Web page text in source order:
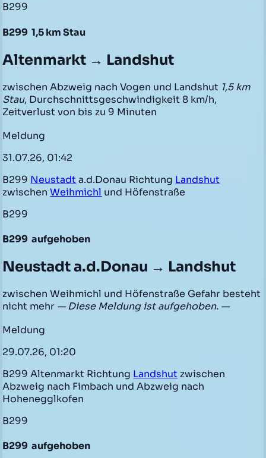
B299
B299 1,5 km Stau
Altenmarkt → Landshut
zwischen Abzweig nach Vogen und Landshut 1,5 km
Stau, Durchschnittsgeschwindigkeit 8 km/h,
Zeitverlust von bis zu 9 Minuten
Meldung
31.07.26, 01:42
B299 Neustadta.d.Donau Richtung Landshut
zwischenWeihmichl und Höfenstraße
B299
B299 aufgehoben
Neustadt a.d.Donau → Landshut
zwischen Weihmichl und Höfenstraße Gefahr besteht
nicht mehr — Diese Meldung ist aufgehoben. —
Meldung
29.07.26, 01:20
B299 Altenmarkt Richtung Landshut zwischen
Abzweig nach Fimbach und Abzweig nach
Hohenegglkofen
B299
B299 aufgehoben